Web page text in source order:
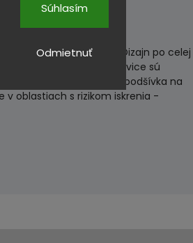
Odmietnuť
Súhlasím
voči ohňu a teplu - Dizajn po celej
čo znamená, že rukavice sú
zápästia - Bavlnená podšívka na
v oblastiach s rizikom iskrenia -